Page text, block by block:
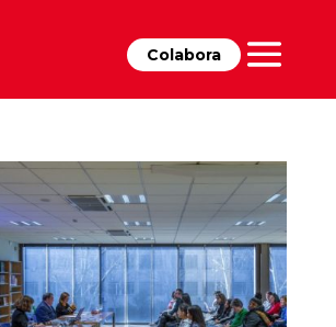
Colabora